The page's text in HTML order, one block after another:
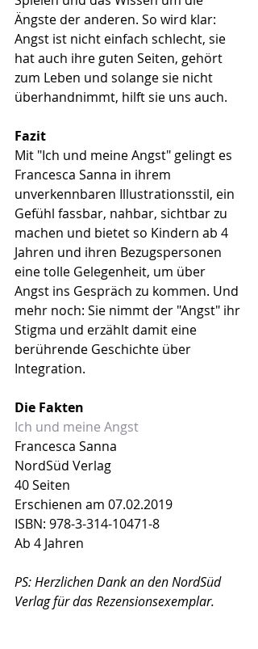
Ängste der anderen. So wird klar:
Angst ist nicht einfach schlecht, sie
hat auch ihre guten Seiten, gehört
zum Leben und solange sie nicht
überhandnimmt, hilft sie uns auch.
Fazit
Mit "Ich und meine Angst" gelingt es
Francesca Sanna in ihrem
unverkennbaren Illustrationsstil, ein
Gefühl fassbar, nahbar, sichtbar zu
machen und bietet so Kindern ab 4
Jahren und ihren Bezugspersonen
eine tolle Gelegenheit, um über
Angst ins Gespräch zu kommen. Und
mehr noch: Sie nimmt der "Angst" ihr
Stigma und erzählt damit eine
berührende Geschichte über
Integration.
Die Fakten
Ich und meine Angst
Francesca Sanna
NordSüd Verlag
40 Seiten
Erschienen am 07.02.2019
ISBN: 978-3-314-10471-8
Ab 4 Jahren
PS: Herzlichen Dank an den NordSüd
Verlag für das Rezensionsexemplar.